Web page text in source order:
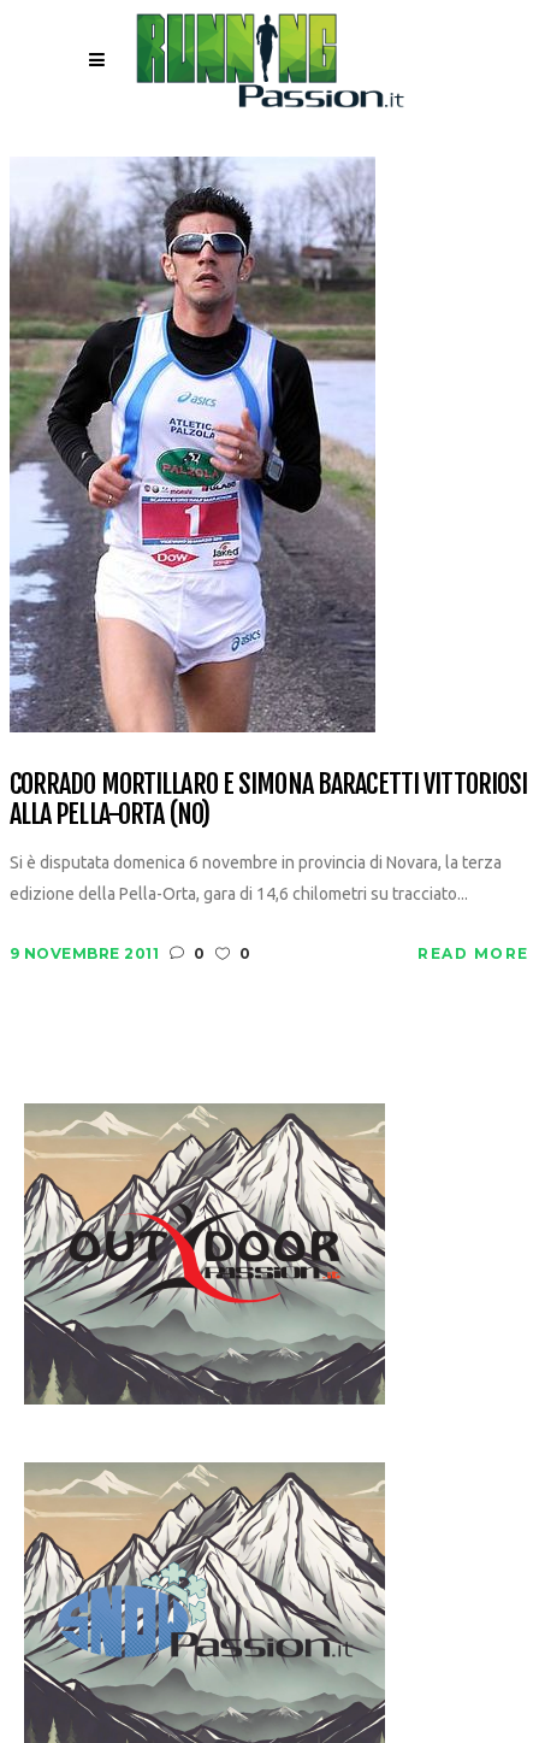
CORRADO MORTILLARO E SIMONA BARACETTI VITTORIOSI
ALLA PELLA-ORTA (NO)
Si è disputata domenica 6 novembre in provincia di Novara, la terza
edizione della Pella-Orta, gara di 14,6 chilometri su tracciato...
9 NOVEMBRE 2011 0 0 READ MORE